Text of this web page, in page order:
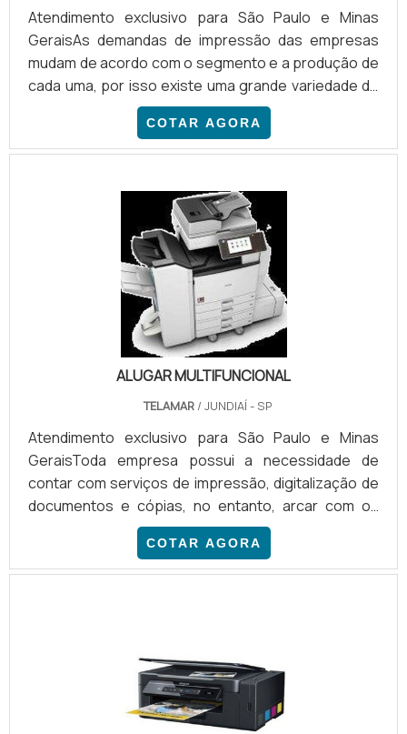
Atendimento exclusivo para São Paulo e Minas
GeraisAs demandas de impressão das empresas
mudam de acordo com o segmento e a produção de
cada uma, por isso existe uma grande variedade de
equipamentos para reprodução gráfica que um
revendedor de impressoras pode disponibilizar aos
seus clientes. Além da produção, estes aparelhos
tiragem, imagens coloridas ou fotos, por exemplo,
são impressas comumente com ferramentas com
jatos de tinta e, frequenteme.
COTAR AGORA
ALUGAR MULTIFUNCIONAL
TELAMAR / JUNDIAÍ - SP
Atendimento exclusivo para São Paulo e Minas
GeraisToda empresa possui a necessidade de
contar com serviços de impressão, digitalização de
documentos e cópias, no entanto, arcar com os
valores de uma multifuncional se torna oneroso em
relação ao valor do equipamento e a sua
manutenção. Dessa forma, a solução mais indicada é
realizar um bom aluguelP.
COTAR AGORA